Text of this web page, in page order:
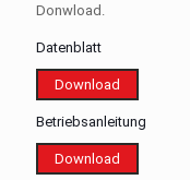
Donwload.
Datenblatt
Download
Betriebsanleitung
Download